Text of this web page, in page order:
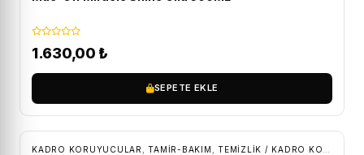
1.630,00 ₺
SEPETE EKLE
KADRO KORUYUCULAR ,TAMİR-BAKIM TEMIZLIK / KADRO KORUMA